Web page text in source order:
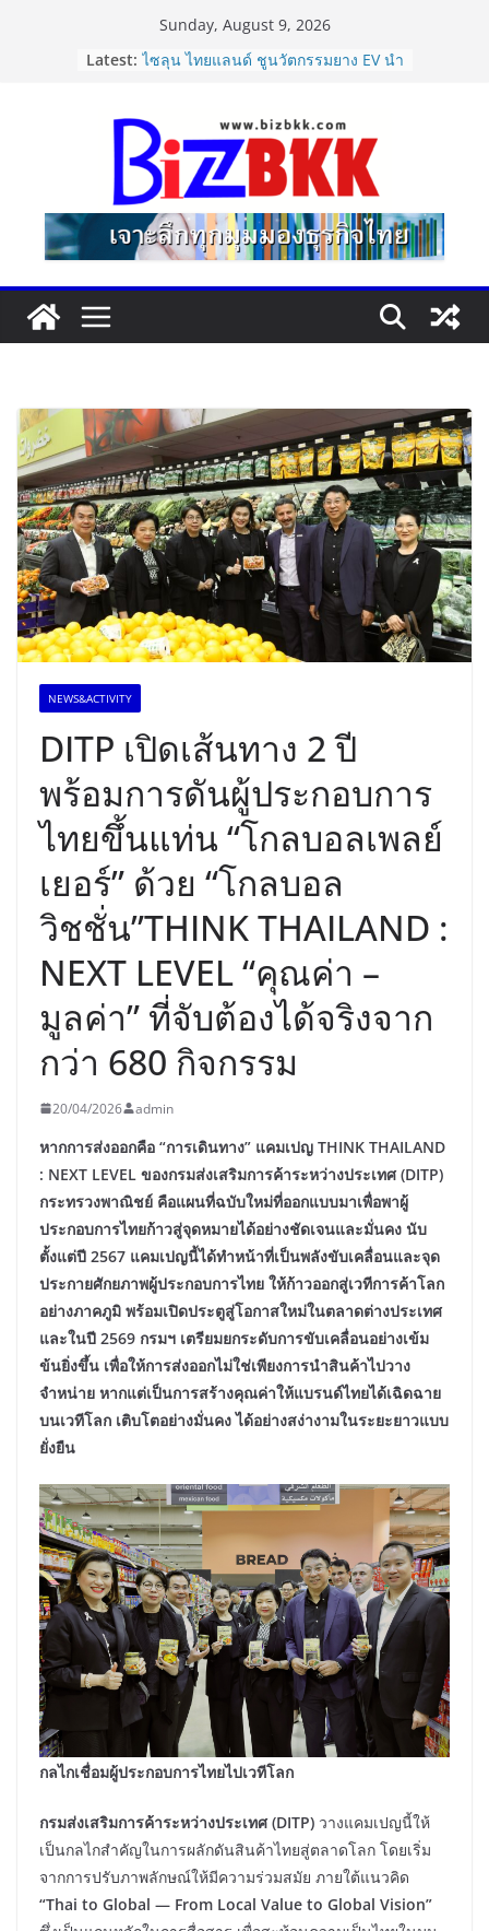
Sunday, August 9, 2026
Latest: Plus”ยกระดับความอุ่นใจในการจัดส่ง
ไซลุน ไทยแลนด์ ชูนวัตกรรมยาง EV นำ
Xiaomi SU7 Ultra และ VOGUE Tire
จัดแสดงในงาน IMPACT SPEED FEST
2026
Vitafoods Asia 2026 ตัวเร่ง
อุตสาหกรรมสารสกัดไทย ชูงานวิจัย –
เครือข่ายโลก สร้างมูลค่าเศรษฐกิจใหม่
ขานรับตลาดโภชนาการสุขภาพโลกโต
Dr.TATTOF ประกาศยกระดับองค์กร ชู
แนวคิด “LASER” คุณค่าหลักในการขับ
การค้ายาสูบไทย หนุนโครงสร้างอัตรา
เดียว ลดบิดเบือนตลาด เพิ่ม
ประสิทธิภาพจัดเก็บรายได้
NEWS&ACTIVITY
DITP เปิดเส้นทาง 2 ปี
พร้อมการดันผู้ประกอบการ
ไทยขึ้นแท่น “โกลบอลเพลย์
เยอร์” ด้วย “โกลบอล
วิชชั่น”THINK THAILAND :
NEXT LEVEL “คุณค่า –
มูลค่า” ที่จับต้องได้จริงจาก
กว่า 680 กิจกรรม
20/04/2026 admin
หากการส่งออกคือ “การเดินทาง” แคมเปญ THINK THAILAND
: NEXT LEVEL ของกรมส่งเสริมการค้าระหว่างประเทศ (DITP)
กระทรวงพาณิชย์ คือแผนที่ฉบับใหม่ที่ออกแบบมาเพื่อพาผู้
ประกอบการไทยก้าวสู่จุดหมายได้อย่างชัดเจนและมั่นคง นับ
ตั้งแต่ปี 2567 แคมเปญนี้ได้ทำหน้าที่เป็นพลังขับเคลื่อนและจุด
ประกายศักยภาพผู้ประกอบการไทย ให้ก้าวออกสู่เวทีการค้าโลก
อย่างภาคภูมิ พร้อมเปิดประตูสู่โอกาสใหม่ในตลาดต่างประเทศ
และในปี 2569 กรมฯ เตรียมยกระดับการขับเคลื่อนอย่างเข้ม
ข้นยิ่งขึ้น เพื่อให้การส่งออกไม่ใช่เพียงการนำสินค้าไปวาง
จำหน่าย หากแต่เป็นการสร้างคุณค่าให้แบรนด์ไทยได้เฉิดฉาย
บนเวทีโลก เติบโตอย่างมั่นคง ได้อย่างสง่างามในระยะยาวแบบ
ยั่งยืน
กลไกเชื่อมผู้ประกอบการไทยไปเวทีโลก
กรมส่งเสริมการค้าระหว่างประเทศ (DITP) วางแคมเปญนี้ให้
เป็นกลไกสำคัญในการผลักดันสินค้าไทยสู่ตลาดโลก โดยเริ่ม
จากการปรับภาพลักษณ์ให้มีความร่วมสมัย ภายใต้แนวคิด
“Thai to Global — From Local Value to Global Vision”